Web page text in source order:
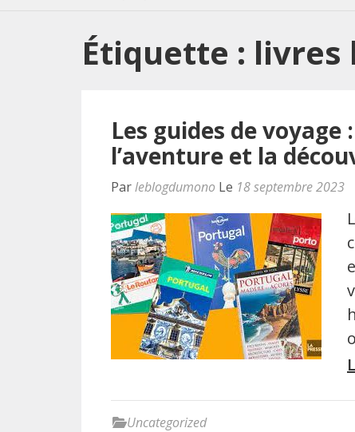
Étiquette : livres
Les guides de
l’aventure et la
Parleblogdumono Le 18 septembre 2023
Uncategorized